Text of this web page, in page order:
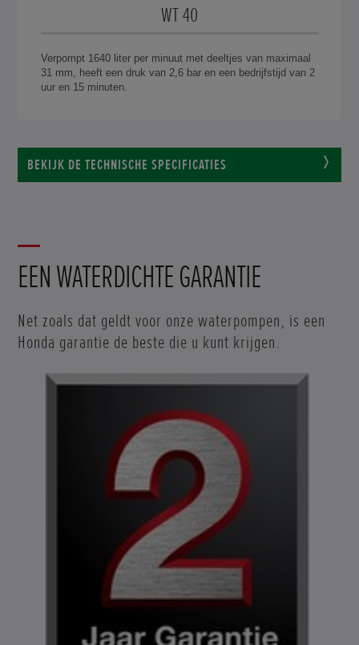
WT 40
Verpompt 1640 liter per minuut met deeltjes van maximaal
31 mm, heeft een druk van 2,6 bar en een bedrijfstijd van 2
uur en 15 minuten.
BEKIJK DE TECHNISCHE SPECIFICATIES
EEN WATERDICHTE GARANTIE
Net zoals dat geldt voor onze waterpompen, is een
Honda garantie de beste die u kunt krijgen.